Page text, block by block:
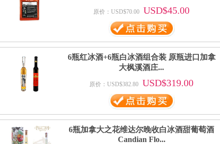
原价：USD$70.00 USD$45.00
6瓶红冰酒+6瓶白冰酒组合装 原瓶进口加拿
大枫溪酒庄...
原价：USD$382.80 USD$319.00
6瓶加拿大之花维达尔晚收白冰酒甜葡萄酒
Candian Flo...